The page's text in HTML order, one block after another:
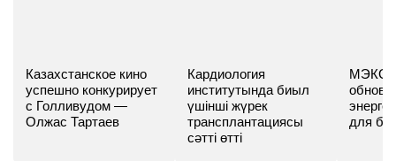
Казахстанское кино
успешно конкурирует
с Голливудом —
Олжас Тартаев
Кардиология
институтында биыл
үшінші жүрек
трансплантациясы
сәтті өтті
МЭКС -
для